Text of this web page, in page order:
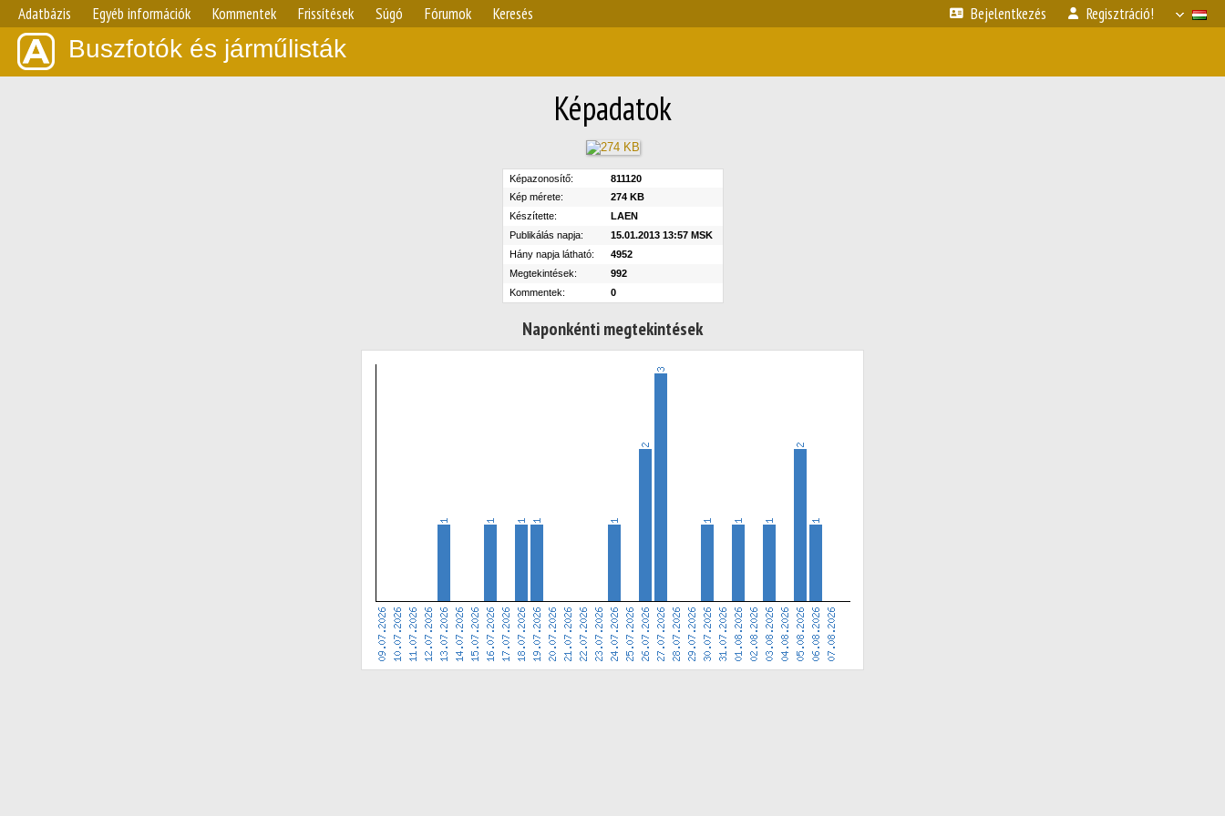
Adatbázis Egyéb információk Kommentek Frissítések Súgó Fórumok Keresés Bejelentkezés Regisztráció!
Buszfotók és járműlisták
Képadatok
Képazonosítő:
811120
Kép mérete:
274 KB
Készítette:
LAEN
Publikálás napja:
15.01.2013 13:57 MSK
Hány napja látható:
4952
Megtekintések:
992
Kommentek:
0
Naponkénti megtekintések